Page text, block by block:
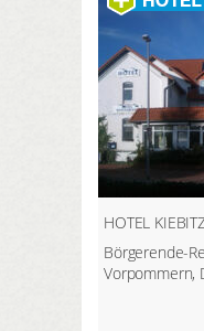
HOTEL
Börgerende-
Vorpommern,